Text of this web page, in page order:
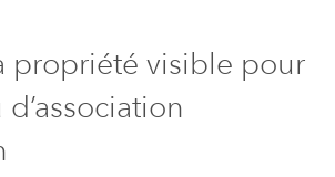
propriété visible pour